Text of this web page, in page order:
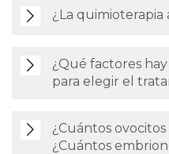
¿La quimioterapia
¿Qué factores
para elegir el
¿Cuántos
¿Cuántos